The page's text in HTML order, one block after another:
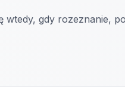
wtedy, gdy rozeznanie,